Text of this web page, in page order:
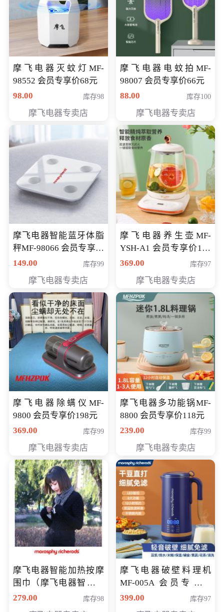
摩飞电器灭蚊灯MF-
98552 会员专享价68元
98.00
库存98
摩飞电器专卖店
摩飞电器电蚊拍MF-
98007 会员专享价66元
88.00
库存100
摩飞电器专卖店
摩飞电器智能蓝牙体脂
秤MF-98066 会员专享价
98元
149.00 库存99
摩飞电器专卖店
摩飞电器养生壶MF-
YSH-A1 会员专享价198
元
369.00 库存97
摩飞电器专卖店
摩飞电器除螨仪MF-
9800 会员专享价198元
369.00
库存99
摩飞电器专卖店
摩飞电器多功能锅MF-
8800 会员专享价118元
239.00
库存99
摩飞电器专卖店
摩飞电器智能加热按摩
围巾（摩飞电器智能加
热按摩围脖） 会员专享
279.00 库存98
摩飞电器破壁料理机
MF-005A 会员专享价
198元
399.00 库存97